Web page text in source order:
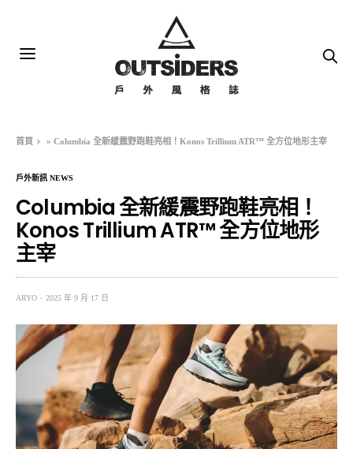
首頁 »Columbia 全新緩震野跑鞋亮相！Konos Trillium ATR™ 全方位地形主宰
戶外新訊 NEWS
Columbia 全新緩震野跑鞋亮相！
Konos Trillium ATR™ 全方位地形
主宰
ARYO 2025 年 9 月 17 日